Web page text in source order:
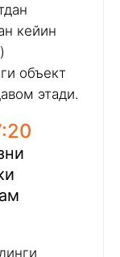
кейин
объект
этади.